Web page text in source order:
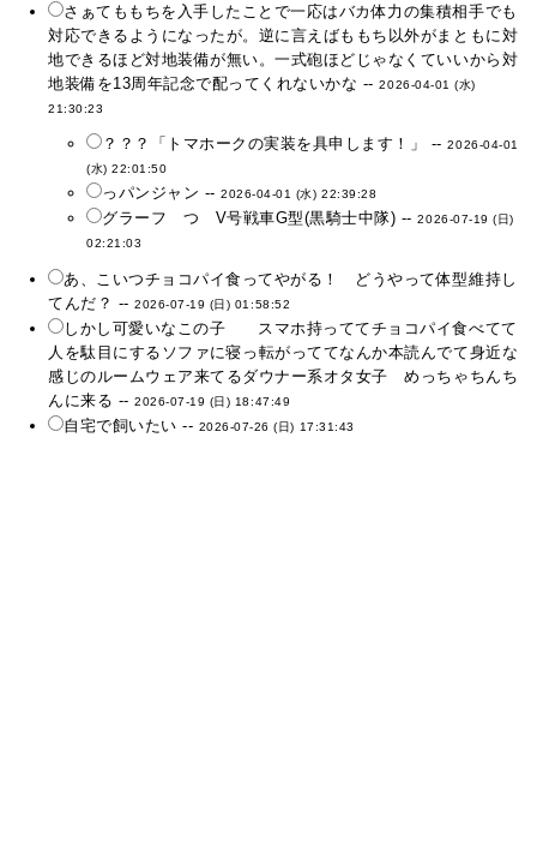
さぁてももちを入手したことで一応はバカ体力の集積相手でも
対応できるようになったが。逆に言えばももち以外がまともに対
地できるほど対地装備が無い。一式砲ほどじゃなくていいから対
地装備を13周年記念で配ってくれないかな --2026-04-01 (水)
21:30:23
？？？「トマホークの実装を具申します！」 --2026-04-01
(水) 22:01:50
っパンジャン --2026-04-01 (水) 22:39:28
グラーフ つ V号戦車G型(黒騎士中隊) --2026-07-19 (日)
02:21:03
あ、こいつチョコパイ食ってやがる！ どうやって体型維持し
てんだ？ --2026-07-19 (日) 01:58:52
しかし可愛いなこの子 スマホ持っててチョコパイ食べてて
人を駄目にするソファに寝っ転がっててなんか本読んでて身近な
感じのルームウェア来てるダウナー系オタ女子 めっちゃちんち
んに来る --2026-07-19 (日) 18:47:49
自宅で飼いたい -- 2026-07-26 (日) 17:31:43